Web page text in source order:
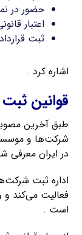
حضور در
اعتبار
ثبت
اشاره کرد .
قوانین
طبق آخرین
شرکت‌ها و
در ایران
اداره ثبت
فعالیت می‌کند و
است .